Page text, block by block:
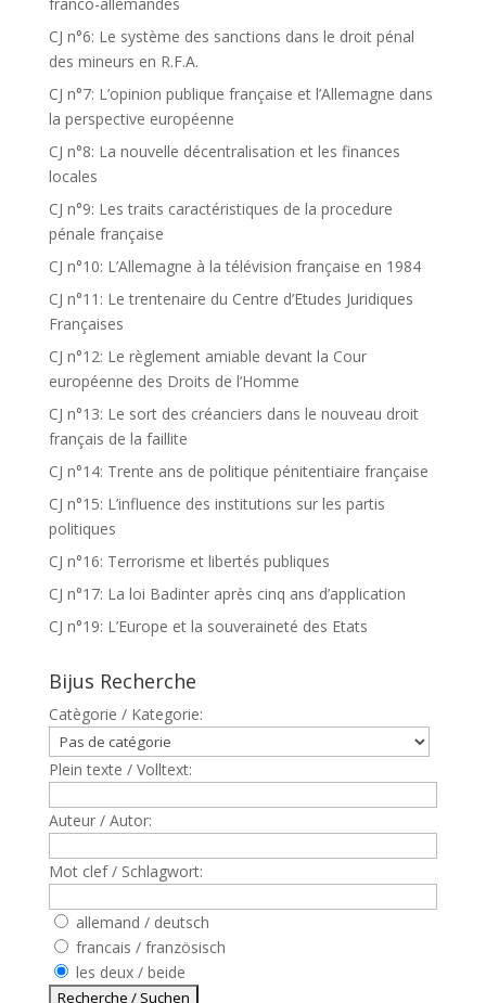
CJ n°6: Le système des sanctions dans le droit pénal
des mineurs en R.F.A.
CJ n°7: L’opinion publique française et l’Allemagne dans
la perspective européenne
CJ n°8: La nouvelle décentralisation et les finances
locales
CJ n°9: Les traits caractéristiques de la procedure
pénale française
CJ n°10: L’Allemagne à la télévision française en 1984
CJ n°11: Le trentenaire du Centre d’Etudes Juridiques
Françaises
CJ n°12: Le règlement amiable devant la Cour
européenne des Droits de l’Homme
CJ n°13: Le sort des créanciers dans le nouveau droit
français de la faillite
CJ n°14: Trente ans de politique pénitentiaire française
CJ n°15: L’influence des institutions sur les partis
politiques
CJ n°16: Terrorisme et libertés publiques
CJ n°17: La loi Badinter après cinq ans d’application
CJ n°19: L’Europe et la souveraineté des Etats
Bijus Recherche
Catègorie / Kategorie:
Plein texte / Volltext:
Auteur / Autor:
Mot clef / Schlagwort:
allemand / deutsch
francais / französisch
les deux / beide